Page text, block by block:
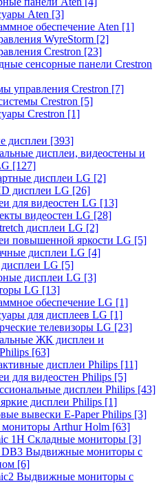
Aten [3]
обеспечение Aten [1]
WyreStorm [2]
Crestron [23]
сенсорные панели Crestron
управления Crestron [7]
Crestron [5]
Crestron [1]
дисплеи [393]
дисплеи, видеостены и
[127]
дисплеи LG [2]
дисплеи LG [26]
для видеостен LG [13]
видеостен LG [28]
дисплеи LG [2]
повышенной яркости LG [5]
дисплеи LG [4]
LG [5]
дисплеи LG [3]
LG [13]
обеспечение LG [1]
для дисплеев LG [1]
телевизоры LG [23]
ЖК дисплеи и
[63]
дисплеи Philips [11]
для видеостен Philips [5]
дисплеи Philips [43]
дисплеи Philips [1]
вывески E-Paper Philips [3]
Arthur Holm [63]
1Н Складные мониторы [3]
Выдвижные мониторы с
[6]
Выдвижные мониторы с